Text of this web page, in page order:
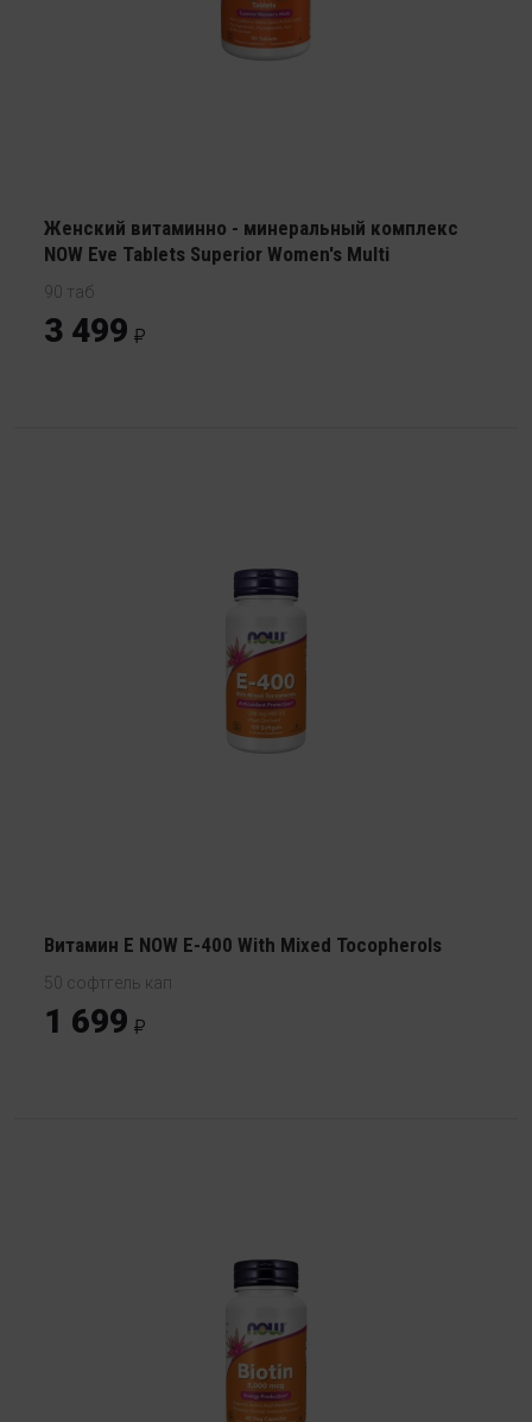
Женский витаминно - минеральный комплекс
NOW Eve Tablets Superior Women's Multi
90 таб
3 499
Витамин Е NOW E-400 With Mixed Tocopherols
50 софтгель кап
1 699